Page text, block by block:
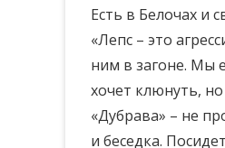
Есть в Белочах и
«Лепс – это
ним в загоне. Мы
хочет клюнуть,
«Дубрава» – не
и беседка.